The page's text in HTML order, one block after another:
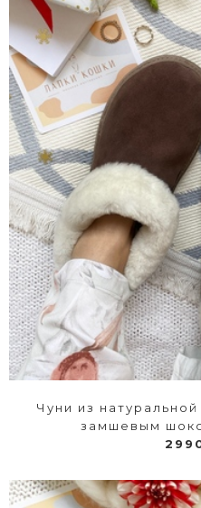
Чуни из
замшевым